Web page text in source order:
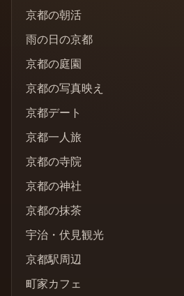
京都の朝活
雨の日の京都
京都の庭園
京都の写真映え
京都デート
京都一人旅
京都の寺院
京都の神社
京都の抹茶
宇治・伏見観光
京都駅周辺
町家カフェ